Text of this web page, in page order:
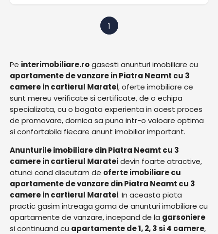
1
Pe interimobiliare.rogasesti anunturi imobiliare cu
apartamente de vanzare in Piatra Neamt cu 3
camere in cartierul Maratei, oferte imobiliare ce
sunt mereu verificate si certificate, de o echipa
specializata, cu o bogata experienta in acest proces
de promovare, dornica sa puna intr-o valoare optima
si confortabila fiecare anunt imobiliar important.
Anunturile imobiliare din Piatra Neamt cu 3
camere in cartierul Marateidevin foarte atractive,
atunci cand discutam de oferte imobiliare cu
apartamente de vanzare din Piatra Neamt cu 3
camere in cartierul Maratei. In aceasta piata
practic gasim intreaga gama de anunturi imobiliare cu
apartamente de vanzare, incepand de la garsoniere
si continuand cu apartamente de 1, 2, 3 si 4 camere,